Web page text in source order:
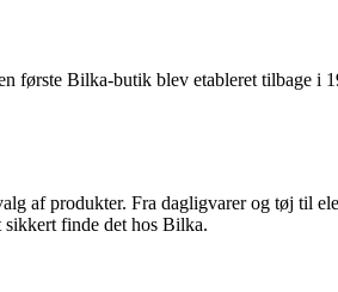
Bilka-butik blev etableret tilbage i
af produkter. Fra dagligvarer og tøj til
sikkert finde det hos Bilka.